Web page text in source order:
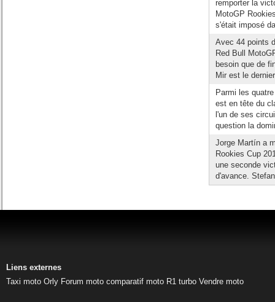
remporter la
MotoGP
s'était imposé
Avec 44 points
Red Bull
besoin que de
Mir est le
Parmi les
est en tête du
l'un de ses
question la
Jorge Martín a
Rookies Cup
une seconde
d'avance.
Liens externes
Taxi moto Orly Forum moto comparatif moto R1 turbo Vendre moto